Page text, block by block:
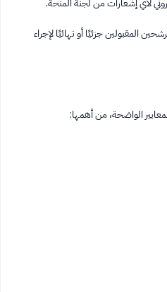
المقبولين جزئيًا أو نهائيًا لإجراء
الواضحة، من أهمها: